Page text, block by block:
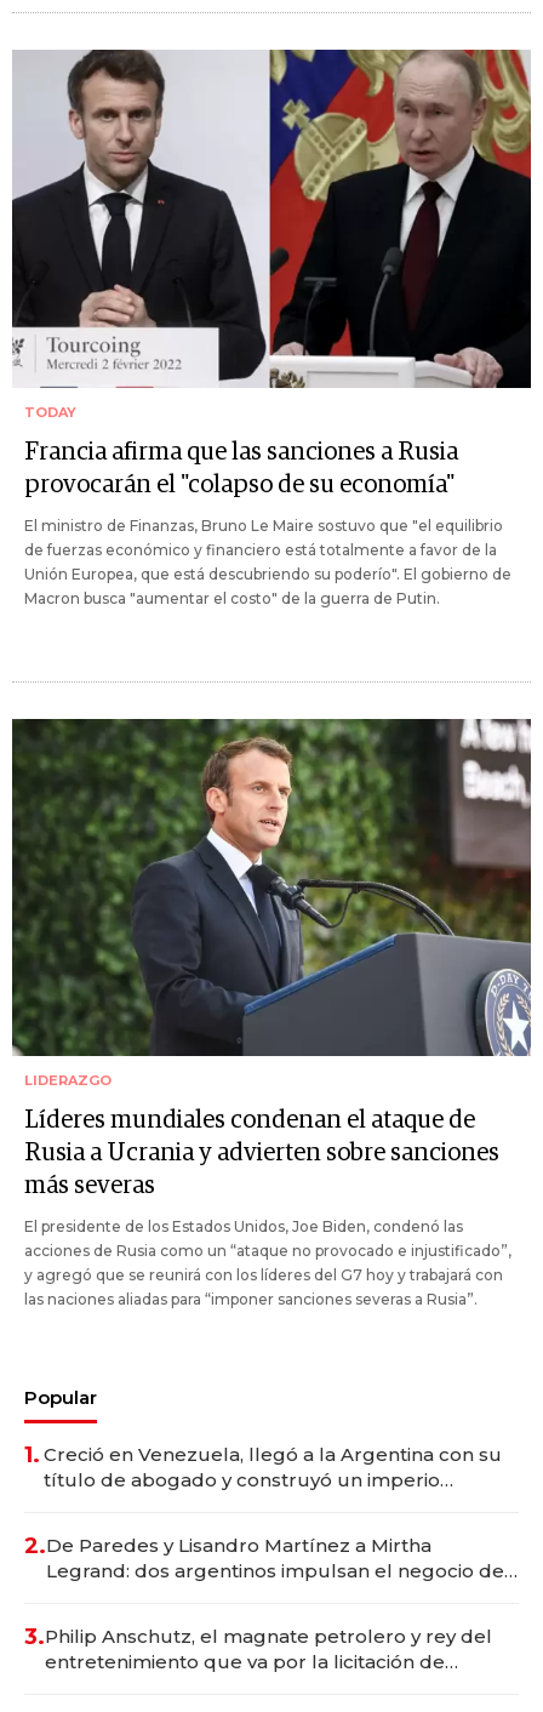
TODAY
Francia afirma que las sanciones a Rusia
provocarán el "colapso de su economía"
El ministro de Finanzas, Bruno Le Maire sostuvo que "el equilibrio
de fuerzas económico y financiero está totalmente a favor de la
Unión Europea, que está descubriendo su poderío". El gobierno de
Macron busca "aumentar el costo" de la guerra de Putin.
LIDERAZGO
Líderes mundiales condenan el ataque de
Rusia a Ucrania y advierten sobre sanciones
más severas
El presidente de los Estados Unidos, Joe Biden, condenó las
acciones de Rusia como un “ataque no provocado e injustificado”,
y agregó que se reunirá con los líderes del G7 hoy y trabajará con
las naciones aliadas para “imponer sanciones severas a Rusia”.
Popular
1. Creció en Venezuela, llegó a la Argentina con su
título de abogado y construyó un imperio
2.De Paredes y Lisandro Martínez a Mirtha
Legrand: dos argentinos impulsan el negocio del
3.Philip Anschutz, el magnate petrolero y rey del
entretenimiento que va por la licitación de